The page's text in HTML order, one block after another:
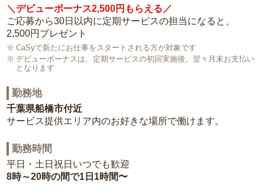
＼デビューボーナス2,500円もらえる／
ご応募から30日以内に定期サービスの担当になると、
2,500円プレゼント
CaSyで新たにお仕事をスタートされる方が対象です
デビューボーナスは、定期サービスの初回実施後、翌々月末お支払い
となります
勤務地
千葉県船橋市付近
サービス提供エリア内のお好きな場所で働けます。
勤務時間
平日・土日祝日いつでも歓迎
8時～20時の間で1日1時間〜